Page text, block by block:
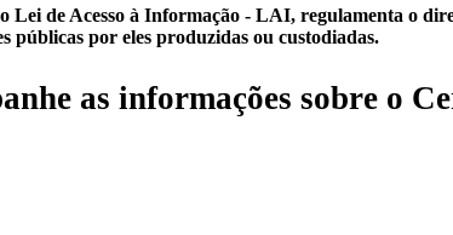
Lei de Acesso à Informação - LAI, regulamenta o
públicas por eles produzidas ou custodiadas.
as informações sobre o